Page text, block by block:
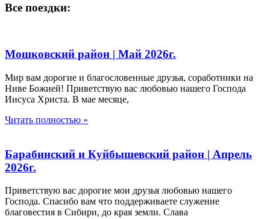
Все поездки:
Мошковский район | Май 2026г.
Мир вам дорогие и благословенные друзья, соработники на
Ниве Божией! Приветствую вас любовью нашего Господа
Иисуса Христа. В мае месяце,
Читать полностью »
Барабинский и Куйбышевский район | Апрель
2026г.
Приветствую вас дорогие мои друзья любовью нашего
Господа. Спасибо вам что поддерживаете служение
благовестия в Сибири, до края земли. Слава